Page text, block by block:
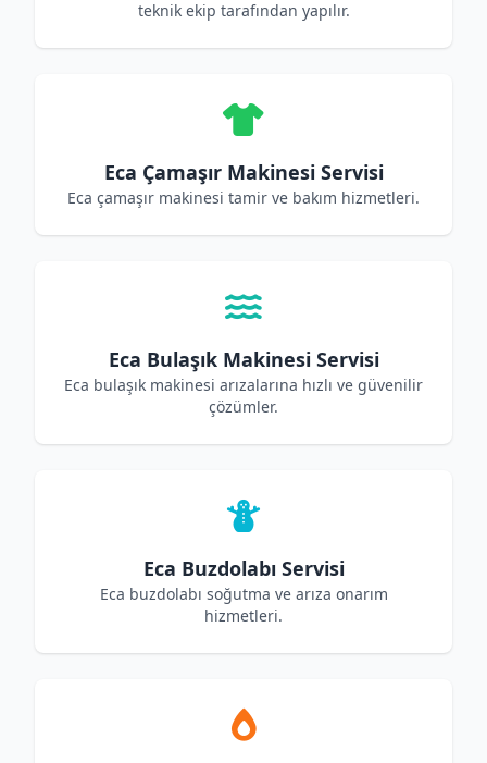
teknik ekip tarafından yapılır.
Eca Çamaşır Makinesi Servisi
Eca çamaşır makinesi tamir ve bakım hizmetleri.
Eca Bulaşık Makinesi Servisi
Eca bulaşık makinesi arızalarına hızlı ve güvenilir
çözümler.
Eca Buzdolabı Servisi
Eca buzdolabı soğutma ve arıza onarım
hizmetleri.